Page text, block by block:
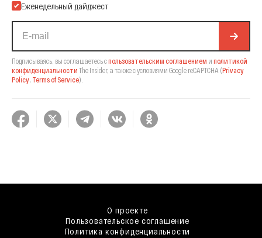
Еженедельный дайджест
Подписываясь, вы соглашаетесь спользовательским соглашением и политикой
конфиденциальности The Insider, а также с условиями Google reCAPTCHA (Privacy
Policy, Terms of Service).
О проекте
Пользовательское соглашение
Политика конфиденциальности